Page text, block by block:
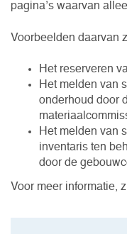
pagina’s waarvan
Voorbeelden daarvan
Het reserveren
Het melden van
onderhoud door
Het melden van
inventaris ten
door de
Voor meer informatie,